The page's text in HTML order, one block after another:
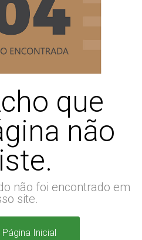
que
não
não foi encontrado em
site.
Inicial